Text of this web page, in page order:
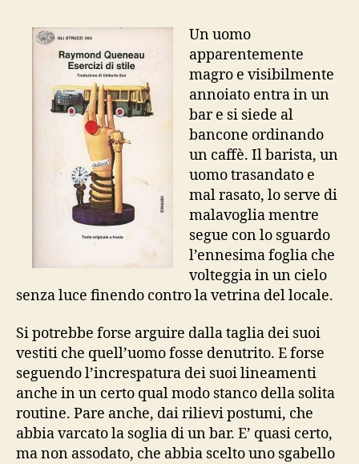
a
Queneau)
–
1
Un uomo
apparentemente
magro e visibilmente
annoiato entra in un
bar e si siede al
bancone ordinando
un caffè. Il barista, un
uomo trasandato e
mal rasato, lo serve di
malavoglia mentre
segue con lo sguardo
l’ennesima foglia che
volteggia in un cielo
senza luce finendo contro la vetrina del locale.
Si potrebbe forse arguire dalla taglia dei suoi
vestiti che quell’uomo fosse denutrito. E forse
seguendo l’increspatura dei suoi lineamenti
anche in un certo qual modo stanco della solita
routine. Pare anche, dai rilievi postumi, che
abbia varcato la soglia di un bar. E’ quasi certo,
ma non assodato, che abbia scelto uno sgabello